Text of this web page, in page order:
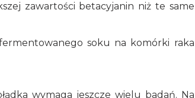
zawartości betacyjanin niż te same
fermentowanego soku na komórki raka
wymaga jeszcze wielu badań. Na